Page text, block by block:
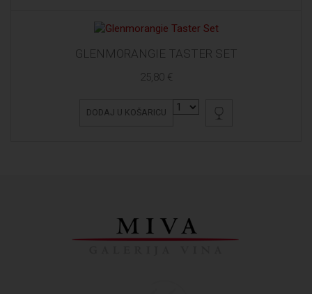
GLENMORANGIE TASTER SET
25,80 €
DODAJ U KOŠARICU